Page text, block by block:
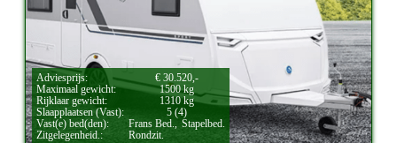
Adviesprijs:
€ 30.520,-
Maximaal gewicht:
1500 kg
Rijklaar gewicht:
1310 kg
Slaapplaatsen (Vast):
5 (4)
Vast(e) bed(den):
Frans Bed., Stapelbed.
Zitgelegenheid.:
Rondzit.